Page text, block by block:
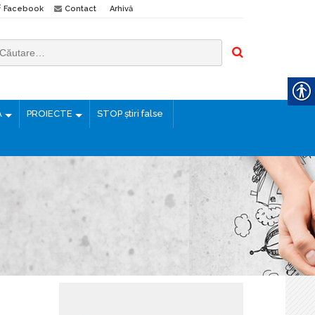
Facebook Contact Arhivă
PROIECTE STOP știri false